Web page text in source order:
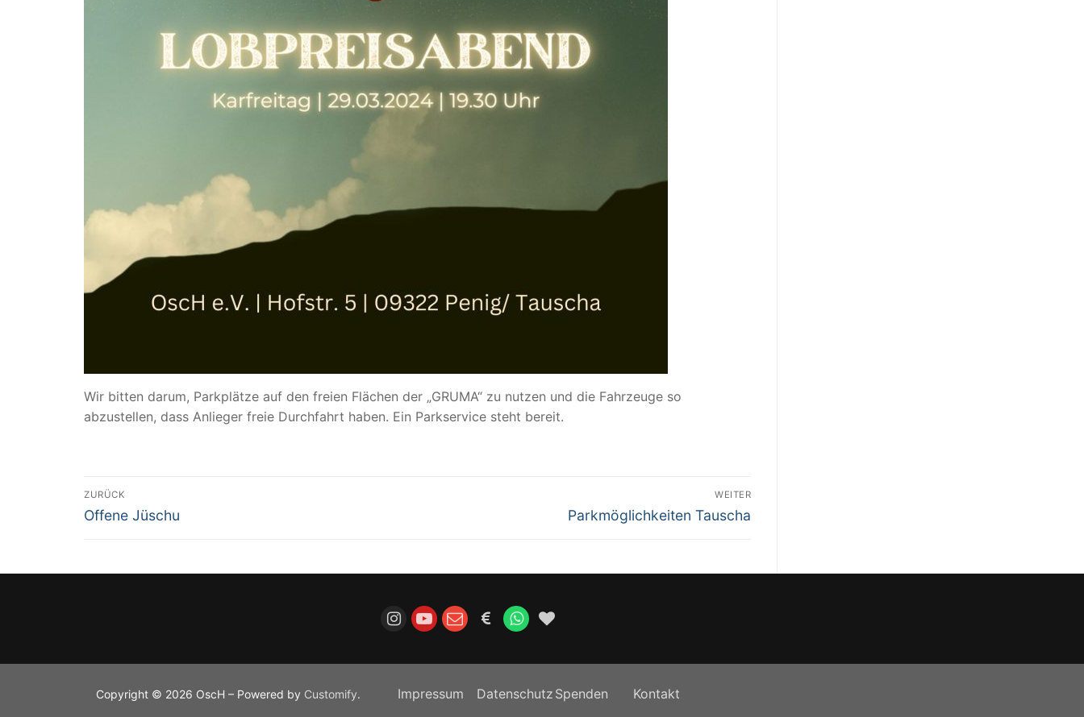
Wir bitten darum, Parkplätze auf den freien Flächen der „GRUMA“ zu nutzen und die Fahrzeuge so
abzustellen, dass Anlieger freie Durchfahrt haben. Ein Parkservice steht bereit.
Beitragsnavigation
ZURÜCK
Vorheriger
Offene Jüschu
WEITER
Nächster
Parkmöglichkeiten Tauscha
Copyright © 2026 OscH – Powered by Customify. Impressum Datenschutz Spenden Kontakt